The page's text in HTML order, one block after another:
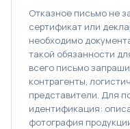
Отказное письмо не
сертификат или
необходимо
такой обязанности
всего письмо
контрагенты,
представители. Для
идентификация:
фотография